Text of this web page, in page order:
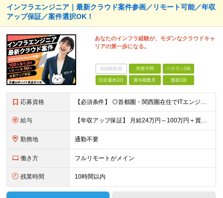
インフラエンジニア｜最新クラウド案件参画／リモート可能／年収
アップ保証／案件選択OK！
あなたのインフラ経験が、モダンなクラウドキャ
リアの第一歩になる。
未経験歓迎 学歴不問 ベテランOK
完全週休2日 賞与複数月 面接1回
応募資格 【必須条件】 ◎⾸都圏・関⻄圏在住でITエンジニアとしての実務経験が3年以上ある⽅（開発・インフラいずれも歓迎） →⾸都圏（東京、神奈川、千葉、埼⽟）、関⻄圏（⼤阪、兵庫、京都）在住のITエンジニア採
給与 【年収アップ保証】 月給24万円～100万円＋賞与（年3回）＋諸手当 ◆想定年収432万円〜1200万円(経験・スキルを考慮し決定) ※年収アップ保証付帯 ◆基本給には⽉20時間分の固定残業代(31,
勤務地 通勤不要
働き方 フルリモートがメイン
残業時間 10時間以内